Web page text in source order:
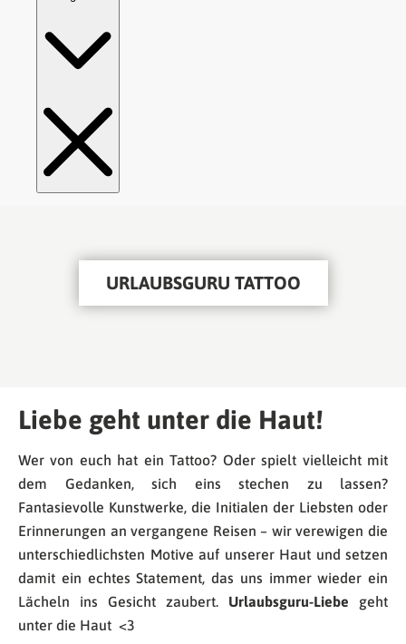
URLAUBSGURU TATTOO
Liebe geht unter die Haut!
Wer von euch hat ein Tattoo? Oder spielt vielleicht mit
dem Gedanken, sich eins stechen zu lassen?
Fantasievolle Kunstwerke, die Initialen der Liebsten oder
Erinnerungen an vergangene Reisen – wir verewigen die
unterschiedlichsten Motive auf unserer Haut und setzen
damit ein echtes Statement, das uns immer wieder ein
Lächeln ins Gesicht zaubert. Urlaubsguru-Liebe geht
unter die Haut <3